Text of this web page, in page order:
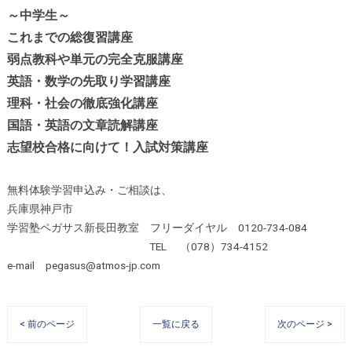
～中学生～
これまでの総復習講座
弱点教科や単元の完全克服講座
英語・数学の先取り学習講座
理科・社会の徹底強化講座
国語・英語の文章読解講座
志望校合格に向けて！入試対策講座
無料体験学習申込み・ご相談は、
兵庫県神戸市
学習塾ペガサス新長田教室 フリーダイヤル 0120-734-084
TEL （078）734-4152
e-mail pegasus@atmos-jp.com
< 前のページ 一覧に戻る 次のページ >